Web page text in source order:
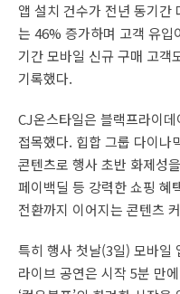
앱 설치 건수가 전년 동기
는 46% 증가하며 고객 유입
기간 모바일 신규 구매 고객
기록했다.
CJ온스타일은 블랙프라이데
접목했다. 힙합 그룹 다이나
콘텐츠로 행사 초반 화제성
페이백딜 등 강력한 쇼핑 혜
전환까지 이어지는 콘텐츠
특히 행사 첫날(3일) 모바일
라이브 공연은 시작 5분 만